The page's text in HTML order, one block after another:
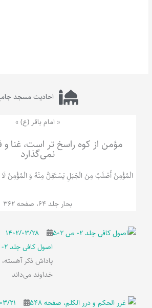
احادیث مسجد
« امام باقر (ع) »
مؤمن از کوه راسخ تر است، غنا و
نمی‌گذارد
الْمُؤْمِنُ‌ أَصْلَبُ‌ مِنَ‌ الْجَبَلِ‌ یَسْتَقِلُّ مِنْهُ وَ الْمُؤْمِنُ
بحار جلد 64، صفحه 362
۱۴۰۲/۰۳/۲۸
اصول کافی جلد 2- ص 502
پاداش ذکر آهسته،
خداوند می‌داند